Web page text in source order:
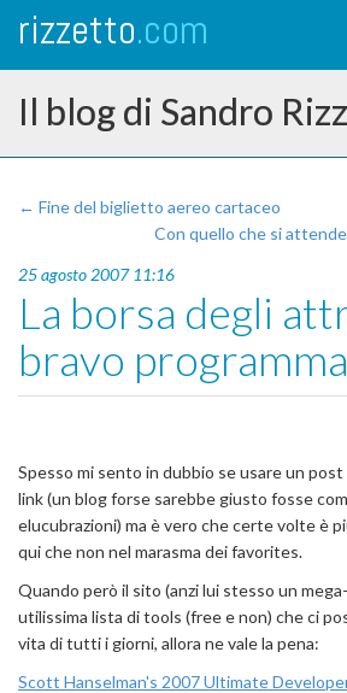
rizzetto.com
Il blog di Sandro
← Fine del biglietto aereo cartaceo
Con quello che si
25 agosto 2007 11:16
La borsa degli
bravo
Spesso mi sento in dubbio se usare un
link (un blog forse sarebbe giusto fosse
elucubrazioni) ma è vero che certe volte è
qui che non nel marasma dei favorites.
Quando però il sito (anzi lui stesso un
utilissima lista di tools (free e non) che ci
vita di tutti i giorni, allora ne vale la pena:
Scott Hanselman's 2007 Ultimate